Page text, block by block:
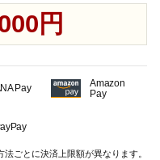
円
Pay
Amazon
Pay
法ごとに決済上限額が異なります。